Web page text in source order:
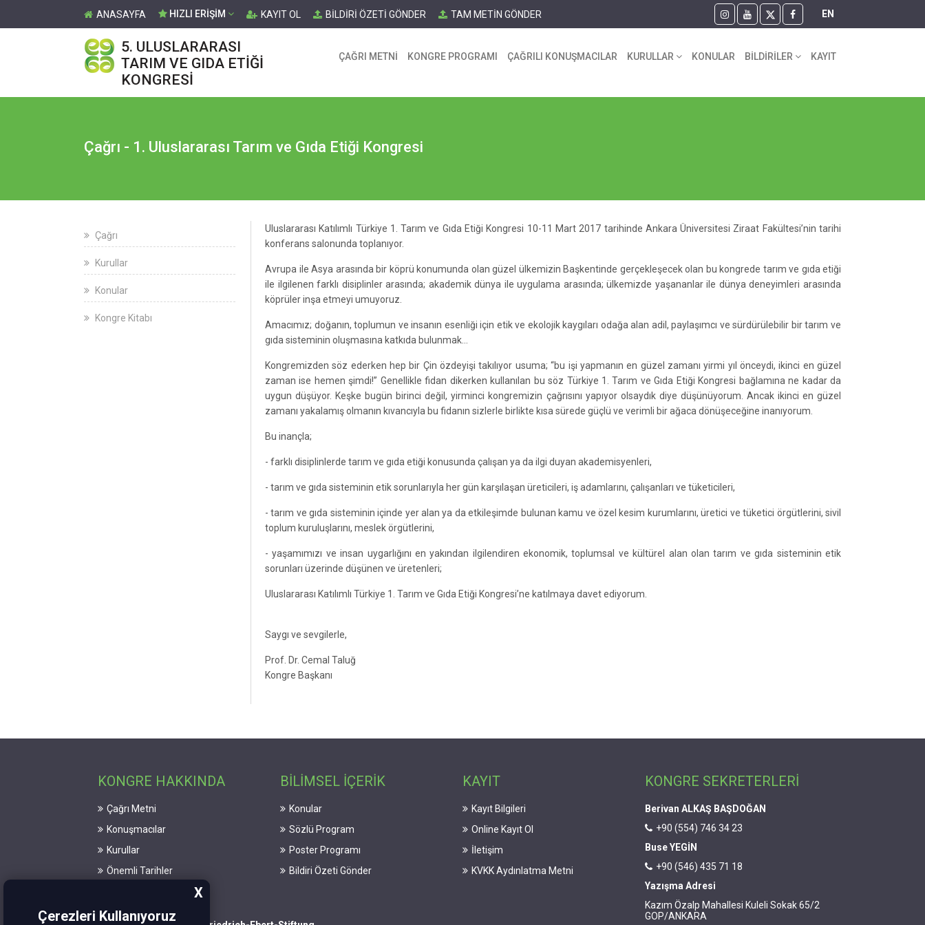
Çerezleri Kullanıyoruz
X
ANASAYFA HIZLI ERİŞİM KAYIT OL BİLDİRİ ÖZETİ GÖNDER TAM METİN GÖNDER EN
5. ULUSLARARASI
TARIM VE GIDA ETİĞİ
KONGRESİ
ÇAĞRI METNİ KONGRE PROGRAMI ÇAĞRILI KONUŞMACILAR KURULLAR KONULAR BİLDİRİLER KAYIT
Çağrı - 1. Uluslararası Tarım ve Gıda Etiği Kongresi
Çağrı
Kurullar
Konular
Kongre Kitabı
Uluslararası Katılımlı Türkiye 1. Tarım ve Gıda Etiği Kongresi 10-11 Mart 2017 tarihinde Ankara Üniversitesi Ziraat Fakültesi’nin tarihi
konferans salonunda toplanıyor.
Avrupa ile Asya arasında bir köprü konumunda olan güzel ülkemizin Başkentinde gerçekleşecek olan bu kongrede tarım ve gıda etiği
ile ilgilenen farklı disiplinler arasında; akademik dünya ile uygulama arasında; ülkemizde yaşananlar ile dünya deneyimleri arasında
köprüler inşa etmeyi umuyoruz.
Amacımız; doğanın, toplumun ve insanın esenliği için etik ve ekolojik kaygıları odağa alan adil, paylaşımcı ve sürdürülebilir bir tarım ve
gıda sisteminin oluşmasına katkıda bulunmak…
Kongremizden söz ederken hep bir Çin özdeyişi takılıyor usuma; “bu işi yapmanın en güzel zamanı yirmi yıl önceydi, ikinci en güzel
zaman ise hemen şimdi!” Genellikle fidan dikerken kullanılan bu söz Türkiye 1. Tarım ve Gıda Etiği Kongresi bağlamına ne kadar da
uygun düşüyor. Keşke bugün birinci değil, yirminci kongremizin çağrısını yapıyor olsaydık diye düşünüyorum. Ancak ikinci en güzel
zamanı yakalamış olmanın kıvancıyla bu fidanın sizlerle birlikte kısa sürede güçlü ve verimli bir ağaca dönüşeceğine inanıyorum.
Bu inançla;
- farklı disiplinlerde tarım ve gıda etiği konusunda çalışan ya da ilgi duyan akademisyenleri,
- tarım ve gıda sisteminin etik sorunlarıyla her gün karşılaşan üreticileri, iş adamlarını, çalışanları ve tüketicileri,
- tarım ve gıda sisteminin içinde yer alan ya da etkileşimde bulunan kamu ve özel kesim kurumlarını, üretici ve tüketici örgütlerini, sivil
toplum kuruluşlarını, meslek örgütlerini,
- yaşamımızı ve insan uygarlığını en yakından ilgilendiren ekonomik, toplumsal ve kültürel alan olan tarım ve gıda sisteminin etik
sorunları üzerinde düşünen ve üretenleri;
Uluslararası Katılımlı Türkiye 1. Tarım ve Gıda Etiği Kongresi’ne katılmaya davet ediyorum.
Saygı ve sevgilerle,
Prof. Dr. Cemal Taluğ
Kongre Başkanı
KONGRE HAKKINDA
Çağrı Metni
Konuşmacılar
Kurullar
Önemli Tarihler
BİLİMSEL İÇERİK
Konular
Sözlü Program
Poster Programı
Bildiri Özeti Gönder
KAYIT
Kayıt Bilgileri
Online Kayıt Ol
İletişim
KVKK Aydınlatma Metni
KONGRE SEKRETERLERİ
Berivan ALKAŞ BAŞDOĞAN
+90 (554) 746 34 23
Buse YEGİN
+90 (546) 435 71 18
Yazışma Adresi
Kazım Özalp Mahallesi Kuleli Sokak 65/2
GOP/ANKARA